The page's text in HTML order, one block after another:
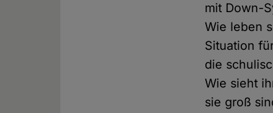
mit Down-
Wie leben
Situation
die
Wie sieht
sie groß